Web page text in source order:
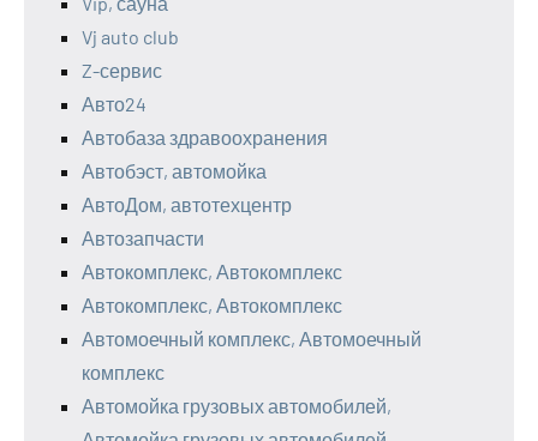
Vj auto club
Z-сервис
Авто24
Автобаза здравоохранения
Автобэст, автомойка
АвтоДом, автотехцентр
Автозапчасти
Автокомплекс, Автокомплекс
Автокомплекс, Автокомплекс
Автомоечный комплекс, Автомоечный
комплекс
Автомойка грузовых автомобилей,